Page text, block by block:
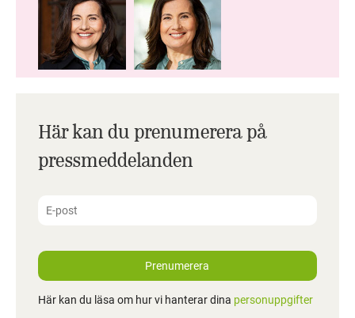
Här kan du prenumerera på
pressmeddelanden
Prenumerera
Här kan du läsa om hur vi hanterar dina personuppgifter